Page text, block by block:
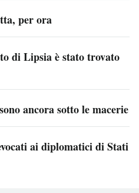
per ora
di Lipsia è stato trovato
ancora sotto le macerie
ai diplomatici di Stati